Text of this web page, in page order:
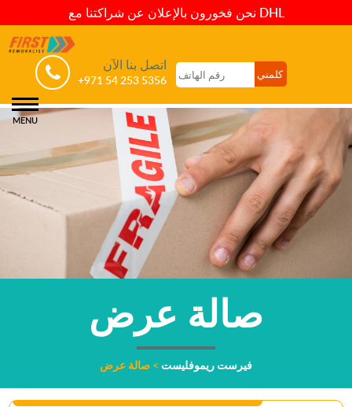
نحن فخورون بالإعلان عن شراكتنا مع DHL
اتصل بنا الآن
+971 54 253 5356
MENU
صالة عرض
فيرست ريموفليست > صالة عرض